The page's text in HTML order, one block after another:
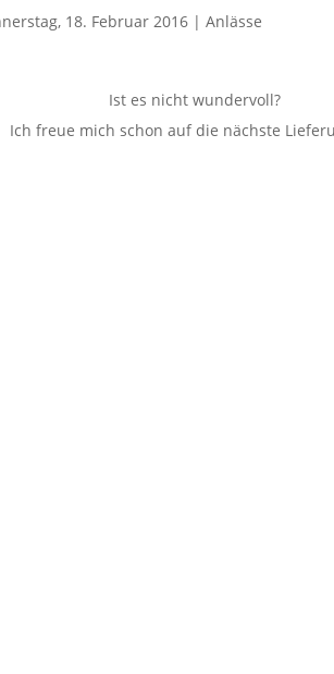
18. Februar 2016| Anlässe
Ist es nicht wundervoll?
Ich freue mich schon auf die nächste